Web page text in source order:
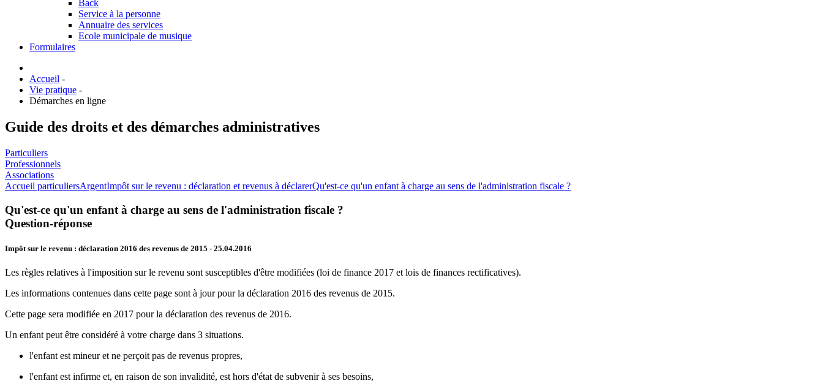
Back
Service à la personne
Annuaire des services
Ecole municipale de musique
Formulaires
Accueil -
Vie pratique -
Démarches en ligne
Guide des droits et des démarches administratives
Particuliers
Professionnels
Associations
Accueil particuliersArgentImpôt sur le revenu : déclaration et revenus à déclarerQu'est-ce qu'un enfant à charge au sens de l'administration fiscale ?
Qu'est-ce qu'un enfant à charge au sens de l'administration fiscale ?
Question-réponse
Impôt sur le revenu : déclaration 2016 des revenus de 2015 - 25.04.2016
Les règles relatives à l'imposition sur le revenu sont susceptibles d'être modifiées (loi de finance 2017 et lois de finances rectificatives).
Les informations contenues dans cette page sont à jour pour la déclaration 2016 des revenus de 2015.
Cette page sera modifiée en 2017 pour la déclaration des revenus de 2016.
Un enfant peut être considéré à votre charge dans 3 situations.
l'enfant est mineur et ne perçoit pas de revenus propres,
l'enfant est infirme et, en raison de son invalidité, est hors d'état de subvenir à ses besoins,